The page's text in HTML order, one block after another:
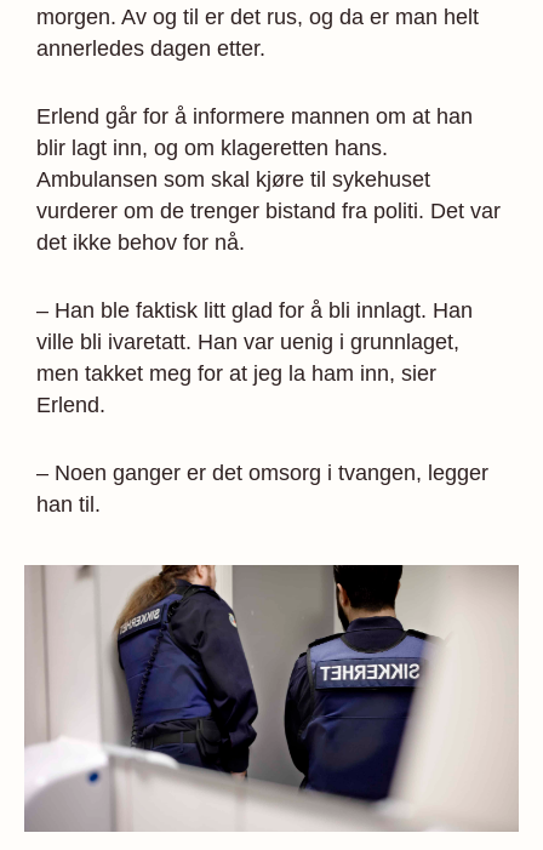
morgen. Av og til er det rus, og da er man helt
annerledes dagen etter.
Erlend går for å informere mannen om at han
blir lagt inn, og om klageretten hans.
Ambulansen som skal kjøre til sykehuset
vurderer om de trenger bistand fra politi. Det var
det ikke behov for nå.
– Han ble faktisk litt glad for å bli innlagt. Han
ville bli ivaretatt. Han var uenig i grunnlaget,
men takket meg for at jeg la ham inn, sier
Erlend.
– Noen ganger er det omsorg i tvangen, legger
han til.